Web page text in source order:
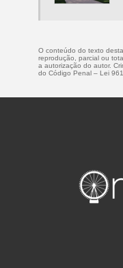
O conteúdo do texto
reprodução, parcial ou
a autorização do autor.
do Código Penal – Lei